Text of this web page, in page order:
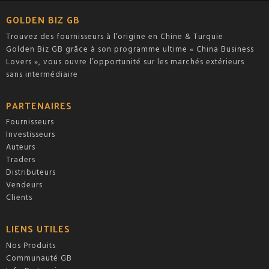
sur
sur
GOLDEN BIZ GB
Trouvez des fournisseurs à l’origine en Chine & Turquie
Golden Biz GB grâce à son programme ultime « China Business
Lovers », vous ouvre l’opportunité sur les marchés extérieurs
sans intermédiaire
PARTENAIRES
Fournisseurs
Investisseurs
Auteurs
Traders
Distributeurs
Vendeurs
Clients
LIENS UTILES
Nos Produits
Communauté GB